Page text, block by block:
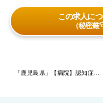
この求人に
（秘密厳
「鹿児島県」【病院】認知症専門の先生～これから診ていきたいとお考えの先生を募集しています。気になる先生はお問い合わせください。